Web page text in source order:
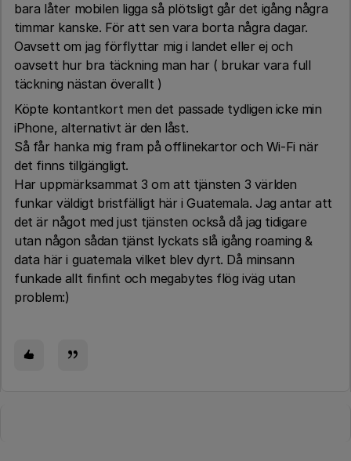
bara låter mobilen ligga så plötsligt går det igång några
timmar kanske. För att sen vara borta några dagar.
Oavsett om jag förflyttar mig i landet eller ej och
oavsett hur bra täckning man har ( brukar vara full
täckning nästan överallt )
Köpte kontantkort men det passade tydligen icke min
iPhone, alternativt är den låst.
Så får hanka mig fram på offlinekartor och Wi-Fi när
det finns tillgängligt.
Har uppmärksammat 3 om att tjänsten 3 världen
funkar väldigt bristfälligt här i Guatemala. Jag antar att
det är något med just tjänsten också då jag tidigare
utan någon sådan tjänst lyckats slå igång roaming &
data här i guatemala vilket blev dyrt. Då minsann
funkade allt finfint och megabytes flög iväg utan
problem:)